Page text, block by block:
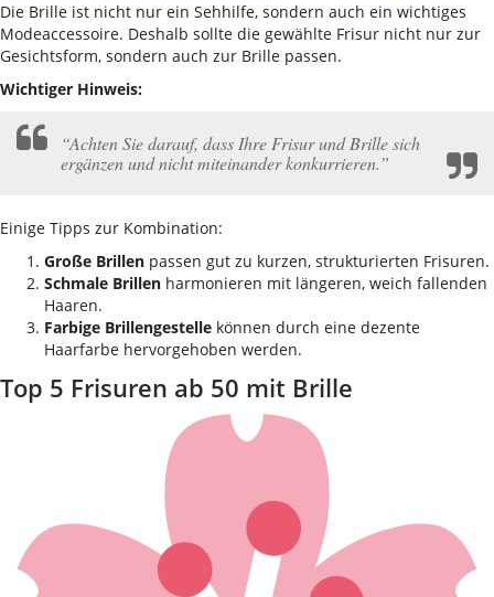
Die Brille ist nicht nur ein Sehhilfe, sondern auch ein wichtiges
Modeaccessoire. Deshalb sollte die gewählte Frisur nicht nur zur
Gesichtsform, sondern auch zur Brille passen.
Wichtiger Hinweis:
“Achten Sie darauf, dass Ihre Frisur und Brille sich
ergänzen und nicht miteinander konkurrieren.”
Einige Tipps zur Kombination:
Große Brillen passen gut zu kurzen, strukturierten Frisuren.
Schmale Brillen harmonieren mit längeren, weich fallenden
Haaren.
Farbige Brillengestelle können durch eine dezente
Haarfarbe hervorgehoben werden.
Top 5 Frisuren ab 50 mit Brille